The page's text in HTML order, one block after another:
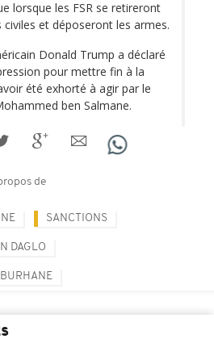
lorsque les FSR se retireront
et déposeront les armes.
Donald Trump a déclaré
pour mettre fin à la
été exhorté à agir par le
ben Salmane.
de
SANCTIONS
DAGLO